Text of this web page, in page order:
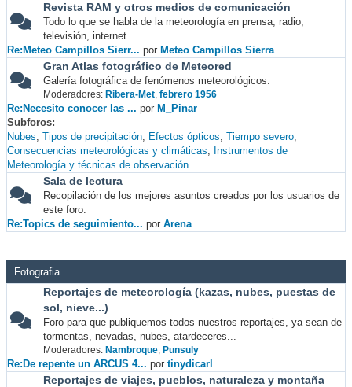
Revista RAM y otros medios de comunicación
Todo lo que se habla de la meteorología en prensa, radio,
televisión, internet...
Re:Meteo Campillos Sierr... por Meteo Campillos Sierra
Gran Atlas fotográfico de Meteored
Galería fotográfica de fenómenos meteorológicos.
Moderadores: Ribera-Met, febrero 1956
Re:Necesito conocer las ... por M_Pinar
Subforos
Nubes Tipos de precipitación Efectos ópticos Tiempo severo
Consecuencias meteorológicas y climáticas
Instrumentos de
Meteorología y técnicas de observación
Sala de lectura
Recopilación de los mejores asuntos creados por los usuarios de
este foro.
Re:Topics de seguimiento... por Arena
Fotografia
Reportajes de meteorología (kazas, nubes, puestas de
sol, nieve...)
Foro para que publiquemos todos nuestros reportajes, ya sean de
tormentas, nevadas, nubes, atardeceres...
Moderadores: Nambroque, Punsuly
Re:De repente un ARCUS 4... por tinydicarl
Reportajes de viajes, pueblos, naturaleza y montaña